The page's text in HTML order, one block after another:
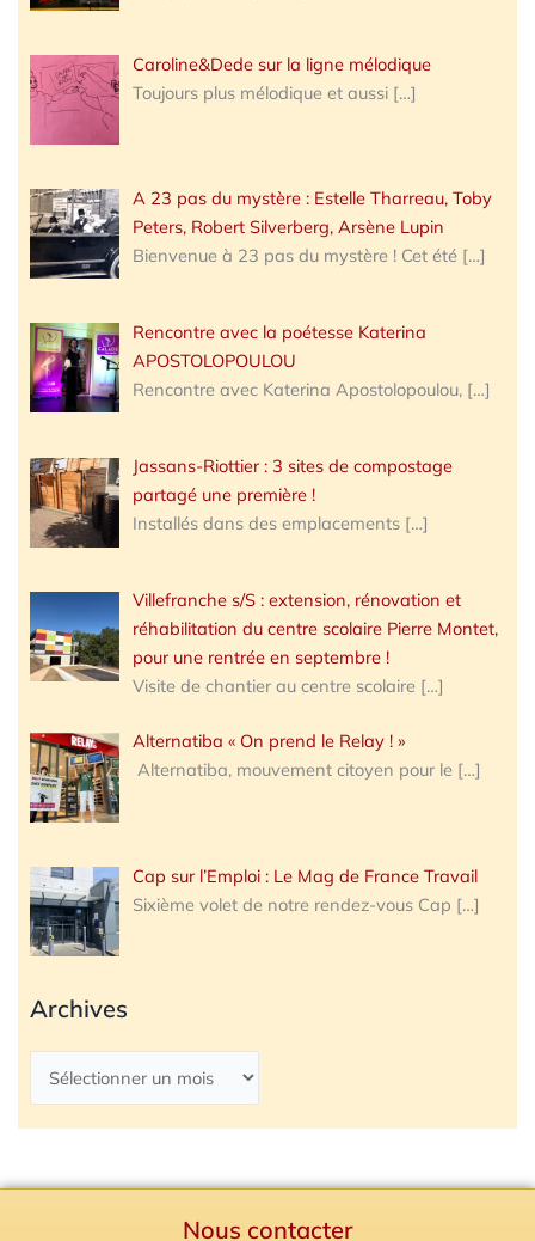
Caroline&Dede sur la ligne mélodique
Toujours plus mélodique et aussi […]
A 23 pas du mystère : Estelle Tharreau, Toby
Peters, Robert Silverberg, Arsène Lupin
Bienvenue à 23 pas du mystère ! Cet été […]
Rencontre avec la poétesse Katerina
APOSTOLOPOULOU
Rencontre avec Katerina Apostolopoulou, […]
Jassans-Riottier : 3 sites de compostage
partagé une première !
Installés dans des emplacements […]
Villefranche s/S : extension, rénovation et
réhabilitation du centre scolaire Pierre Montet,
pour une rentrée en septembre !
Visite de chantier au centre scolaire […]
Alternatiba « On prend le Relay ! »
Alternatiba, mouvement citoyen pour le […]
Cap sur l’Emploi : Le Mag de France Travail
Sixième volet de notre rendez-vous Cap […]
Archives
Nous contacter